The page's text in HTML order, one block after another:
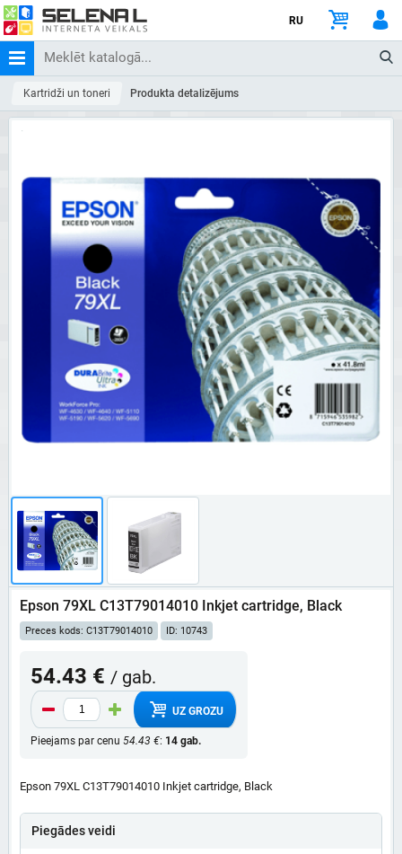
RU
Kartridži un toneri Produkta detalizējums
Epson 79XL C13T79014010 Inkjet cartridge, Black
Preces kods: C13T79014010 ID: 10743
54.43 € / gab.
UZ GROZU
Pieejams par cenu 54.43 €: 14 gab.
Epson 79XL C13T79014010 Inkjet cartridge, Black
Piegādes veidi